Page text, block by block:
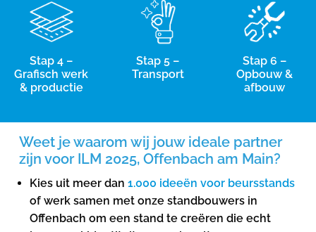
Stap 4 –
Grafisch werk
& productie
Stap 5 –
Transport
Stap 6 –
Opbouw &
afbouw
Weet je waarom wij jouw ideale partner
zijn voor ILM 2025, Offenbach am Main?
Kies uit meer dan 1.000 ideeën voor beursstands
of werk samen met onze standbouwers in
Offenbach om een ​​stand te creëren die echt